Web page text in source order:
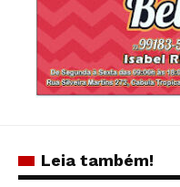
Leia também!